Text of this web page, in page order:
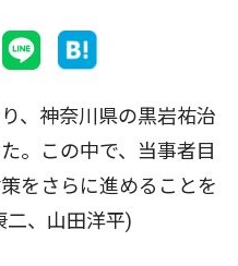
、神奈川県の黒岩祐治
。この中で、当事者目
をさらに進めることを
二、山田洋平)